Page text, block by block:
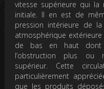
vitesse supérieure qui la
initiale. Il en est de
pression intérieure de
atmosphérique
de bas en haut dont
l’obstruction plus ou
supérieur. Cette
particulièrement
que les produits